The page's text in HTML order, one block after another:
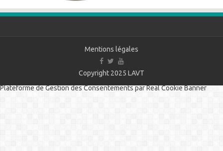
Mentions légales
Copyright 2025 LAVT
Plateforme de Gestion des Consentements par Real Cookie Banner